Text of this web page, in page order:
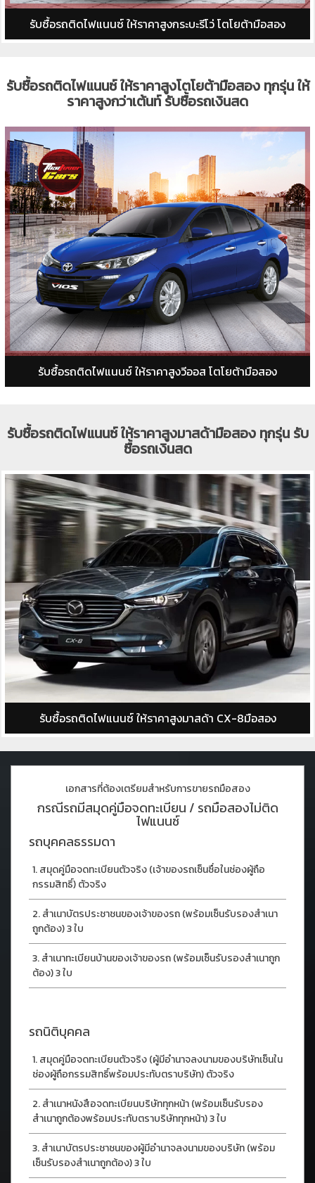
รับซื้อรถติดไฟแนนซ์ ให้ราคาสูงกระบะรีโว่ โตโยต้ามือสอง
รับซื้อรถติดไฟแนนซ์ ให้ราคาสูงโตโยต้ามือสอง ทุกรุ่น ให้
ราคาสูงกว่าเต้นท์ รับซื้อรถเงินสด
รับซื้อรถติดไฟแนนซ์ ให้ราคาสูงวีออส โตโยต้ามือสอง
รับซื้อรถติดไฟแนนซ์ ให้ราคาสูงมาสด้ามือสอง ทุกรุ่น รับ
ซื้อรถเงินสด
รับซื้อรถติดไฟแนนซ์ ให้ราคาสูงมาสด้า CX-8มือสอง
เอกสารที่ต้องเตรียมสำหรับการขายรถมือสอง
กรณีรถมีสมุดคู่มือจดทะเบียน / รถมือสองไม่ติด
ไฟแนนซ์
รถบุคคลธรรมดา
สมุดคู่มือจดทะเบียนตัวจริง (เจ้าของรถเซ็นซื่อในช่องผู้ถือ
กรรมสิทธิ์) ตัวจริง
สำเนาบัตรประชาชนของเจ้าของรถ (พร้อมเซ็นรับรองสำเนา
ถูกต้อง) 3 ใบ
สำเนาทะเบียนบ้านของเจ้าของรถ (พร้อมเซ็นรับรองสำเนาถูก
ต้อง) 3 ใบ
รถนิติบุคคล
สมุดคู่มือจดทะเบียนตัวจริง (ผู้มีอำนาจลงนามของบริษัทเซ็นใน
ช่องผู้ถือกรรมสิทธิ์พร้อมประทับตราบริษัท) ตัวจริง
สำเนาหนังสือจดทะเบียนบริษัททุกหน้า (พร้อมเซ็นรับรอง
สำเนาถูกต้องพร้อมประทับตราบริษัททุกหน้า) 3 ใบ
สำเนาบัตรประชาชนของผู้มีอำนาจลงนามของบริษัท (พร้อม
เซ็นรับรองสำเนาถูกต้อง) 3 ใบ